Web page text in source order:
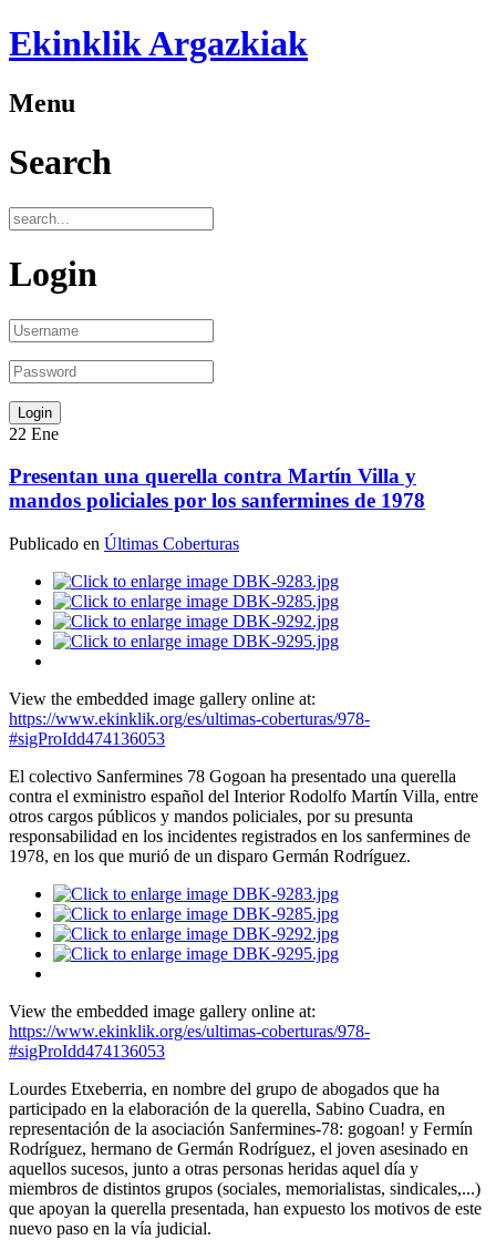
Ekinklik Argazkiak
Menu
Search
Login
22 Ene
Presentan una querella contra Martín Villa y
mandos policiales por los sanfermines de 1978
Publicado en Últimas Coberturas
View the embedded image gallery online at:
https://www.ekinklik.org/es/ultimas-coberturas/978-
#sigProIdd474136053
El colectivo Sanfermines 78 Gogoan ha presentado una querella
contra el exministro español del Interior Rodolfo Martín Villa, entre
otros cargos públicos y mandos policiales, por su presunta
responsabilidad en los incidentes registrados en los sanfermines de
1978, en los que murió de un disparo Germán Rodríguez.
View the embedded image gallery online at:
https://www.ekinklik.org/es/ultimas-coberturas/978-
#sigProIdd474136053
Lourdes Etxeberria, en nombre del grupo de abogados que ha
participado en la elaboración de la querella, Sabino Cuadra, en
representación de la asociación Sanfermines-78: gogoan! y Fermín
Rodríguez, hermano de Germán Rodríguez, el joven asesinado en
aquellos sucesos, junto a otras personas heridas aquel día y
miembros de distintos grupos (sociales, memorialistas, sindicales,...)
que apoyan la querella presentada, han expuesto los motivos de este
nuevo paso en la vía judicial.